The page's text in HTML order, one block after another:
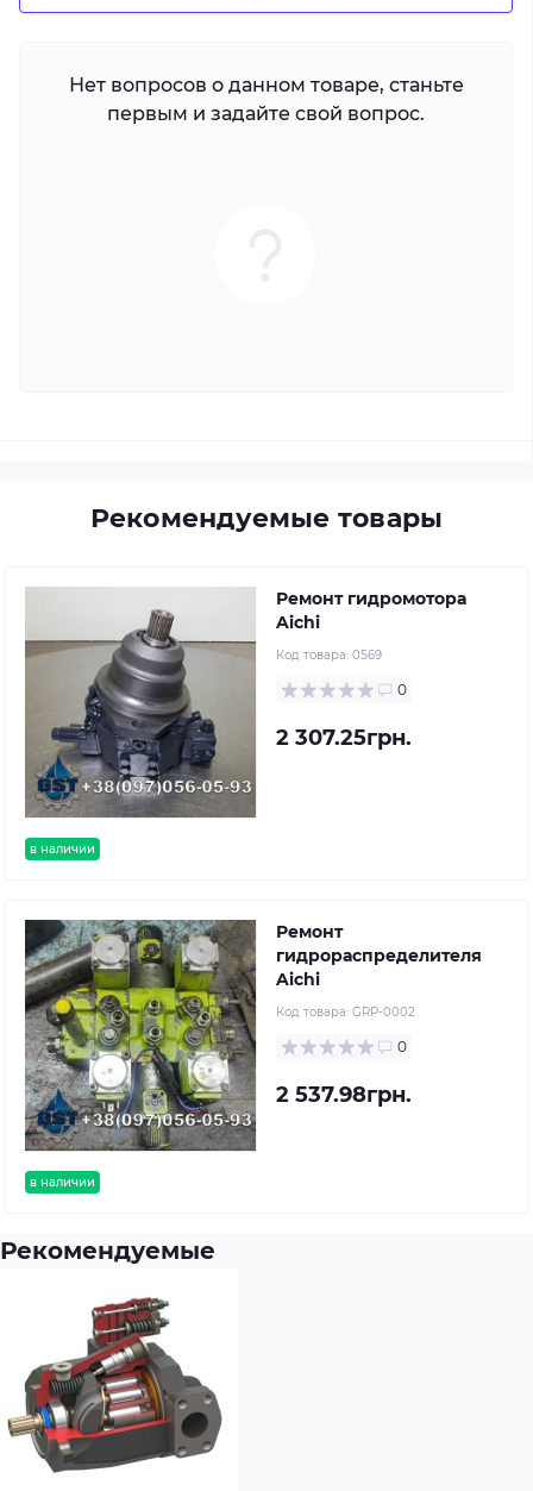
Нет вопросов о данном товаре, станьте
первым и задайте свой вопрос.
Рекомендуемые товары
в наличии
Ремонт гидромотора
Aichi
Код товара: 0569
0
2 307.25грн.
в наличии
Ремонт
гидрораспределителя
Aichi
Код товара: GRP-0002
0
2 537.98грн.
Рекомендуемые